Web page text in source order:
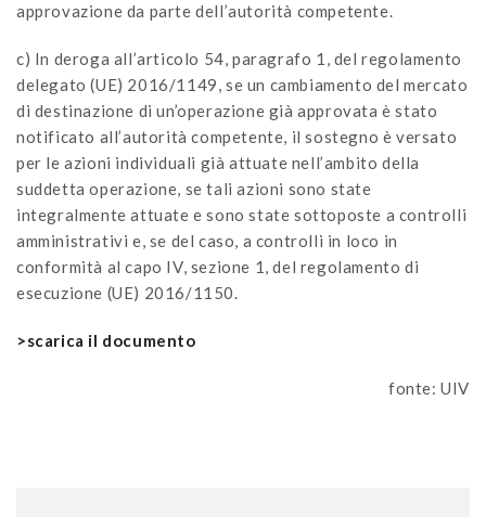
approvazione da parte dell’autorità competente.
c) In deroga all’articolo 54, paragrafo 1, del regolamento
delegato (UE) 2016/1149, se un cambiamento del mercato
di destinazione di un’operazione già approvata è stato
notificato all’autorità competente, il sostegno è versato
per le azioni individuali già attuate nell’ambito della
suddetta operazione, se tali azioni sono state
integralmente attuate e sono state sottoposte a controlli
amministrativi e, se del caso, a controlli in loco in
conformità al capo IV, sezione 1, del regolamento di
esecuzione (UE) 2016/1150.
>scarica il documento
fonte: UIV